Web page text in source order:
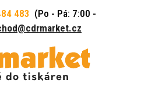
483 (Po - Pá: 7:00 -